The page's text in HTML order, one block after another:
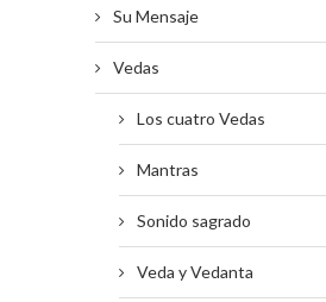
Su Mensaje
Vedas
Los cuatro Vedas
Mantras
Sonido sagrado
Veda y Vedanta